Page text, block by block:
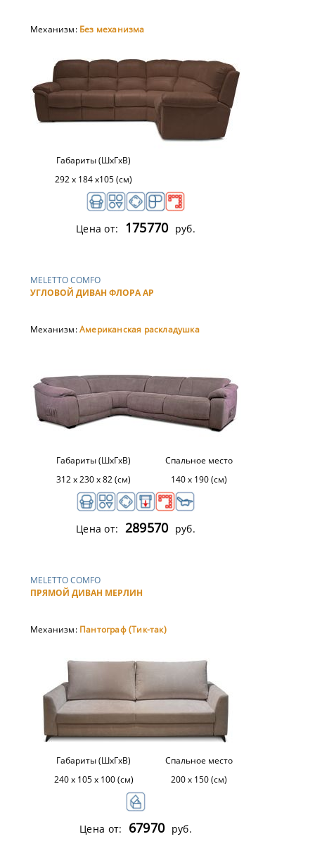
Механизм: Без механизма
Габариты (ШхГхВ)
292 х 184 х105 (см)
Цена от: 175770 руб.
MELETTO COMFO
УГЛОВОЙ ДИВАН ФЛОРА АР
Механизм:Американская раскладушка
Габариты (ШхГхВ)
312 x 230 x 82 (см)
Спальное место
140 х 190 (см)
Цена от: 289570 руб.
MELETTO COMFO
ПРЯМОЙ ДИВАН МЕРЛИН
Механизм: Пантограф (Тик-так)
Габариты (ШхГхВ)
240 х 105 х 100 (см)
Спальное место
200 х 150 (см)
Цена от: 67970 руб.